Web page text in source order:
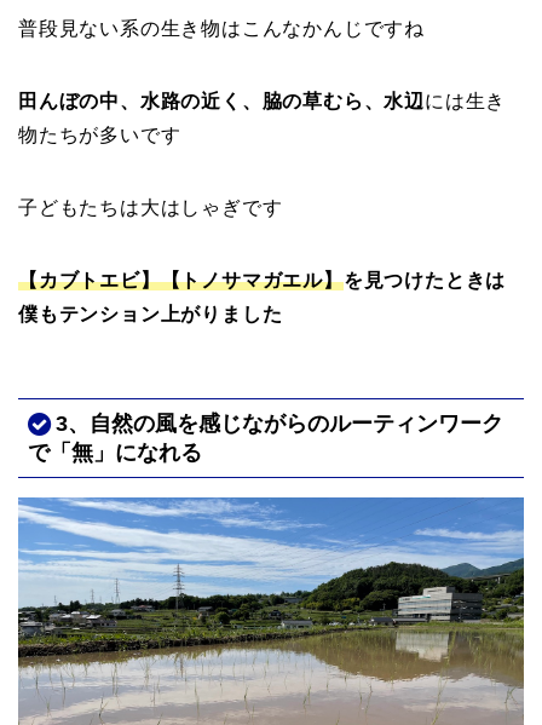
普段見ない系の生き物はこんなかんじですね
田んぼの中、水路の近く、脇の草むら、水辺には生き
物たちが多いです
子どもたちは大はしゃぎです
【カブトエビ】【トノサマガエル】を見つけたときは
僕もテンション上がりました
3、自然の風を感じながらのルーティンワーク
で「無」になれる